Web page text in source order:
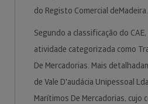
do Registo Comercial deMadeira.
Segundo a classificação do
atividade categorizada como
De Mercadorias. Mais
de Vale D'audácia Unipessoal
Marítimos De Mercadorias, cujo